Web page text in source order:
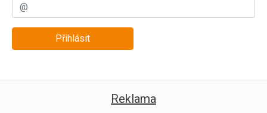
Přihlásit
Reklama